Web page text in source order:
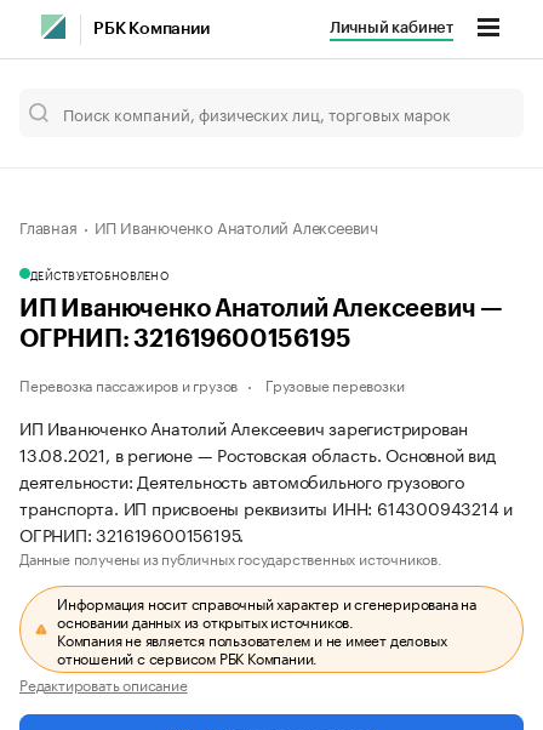
РБК Компании Личный кабинет
Главная ИП Иванюченко Анатолий Алексеевич
ДЕЙСТВУЕТОБНОВЛЕНО
ИП Иванюченко Анатолий Алексеевич —
ОГРНИП: 321619600156195
Перевозка пассажиров и грузов Грузовые перевозки
ИП Иванюченко Анатолий Алексеевич зарегистрирован
13.08.2021, в регионе — Ростовская область. Основной вид
деятельности: Деятельность автомобильного грузового
транспорта. ИП присвоены реквизиты ИНН: 614300943214 и
ОГРНИП: 321619600156195.
Данные получены из публичных государственных источников.
Информация носит справочный характер и сгенерирована на
основании данных из открытых источников.
Компания не является пользователем и не имеет деловых
отношений с сервисом РБК Компании.
Редактировать описание